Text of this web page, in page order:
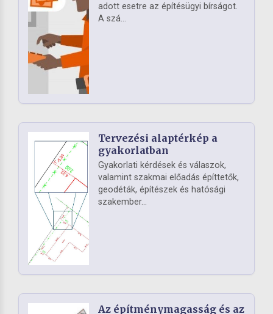
adott esetre az építésügyi bírságot.
A szá...
Tervezési alaptérkép a
gyakorlatban
Gyakorlati kérdések és válaszok,
valamint szakmai előadás építtetők,
geodéták, építészek és hatósági
szakember...
Az építménymagasság és az